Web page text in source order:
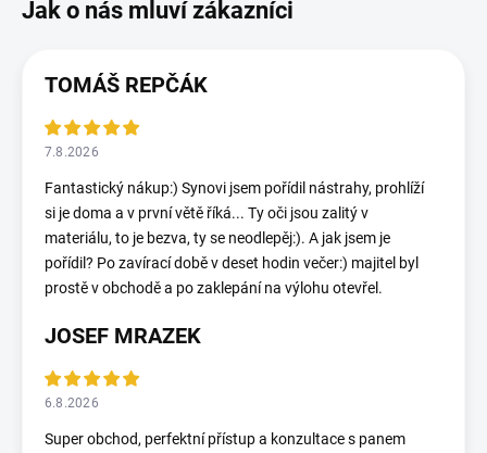
TOMÁŠ REPČÁK
7.8.2026
Fantastický nákup:) Synovi jsem pořídil nástrahy, prohlíží
si je doma a v první větě říká... Ty oči jsou zalitý v
materiálu, to je bezva, ty se neodlepěj:). A jak jsem je
pořídil? Po zavírací době v deset hodin večer:) majitel byl
prostě v obchodě a po zaklepání na výlohu otevřel.
JOSEF MRAZEK
6.8.2026
Super obchod, perfektní přístup a konzultace s panem